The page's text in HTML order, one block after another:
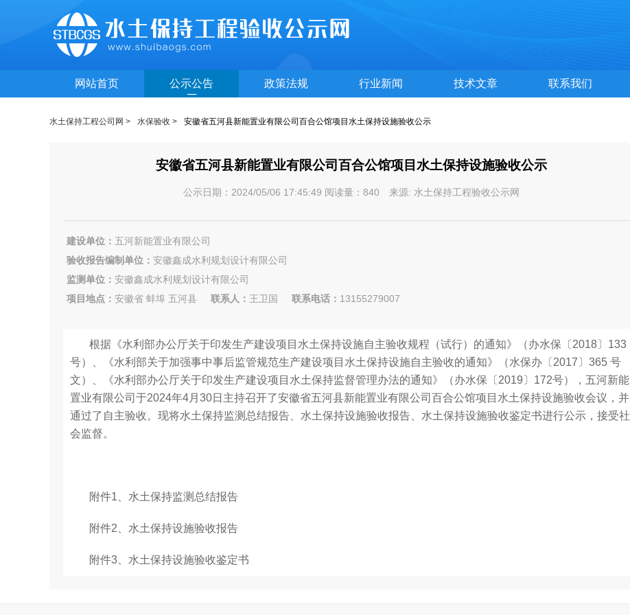
网站首页 公示公告 政策法规 行业新闻 技术文章 联系我们
水土保持工程公司网 > 水保验收 > 安徽省五河县新能置业有限公司百合公馆项目水土保持设施验收公示
安徽省五河县新能置业有限公司百合公馆项目水土保持设施验收公示
公示日期：2024/05/06 17:45:49 阅读量：840 来源: 水土保持工程验收公示网
建设单位： 五河新能置业有限公司
验收报告编制单位： 安徽鑫成水利规划设计有限公司
监测单位： 安徽鑫成水利规划设计有限公司
项目地点： 安徽省 蚌埠 五河县 联系人： 王卫国 联系电话： 13155279007
根据《水利部办公厅关于印发生产建设项目水土保持设施自主验收规程（试行）的通知》（办水保〔2018〕133
号）、《水利部关于加强事中事后监管规范生产建设项目水土保持设施自主验收的通知》（水保办〔2017〕365 号
文）、《水利部办公厅关于印发生产建设项目水土保持监督管理办法的通知》（办水保〔2019〕172号），五河新能
置业有限公司于2024年4月30日主持召开了安徽省五河县新能置业有限公司百合公馆项目水土保持设施验收会议，并
通过了自主验收。现将水土保持监测总结报告、水土保持设施验收报告、水土保持设施验收鉴定书进行公示，接受社
会监督。
附件1、水土保持监测总结报告
附件2、水土保持设施验收报告
附件3、水土保持设施验收鉴定书